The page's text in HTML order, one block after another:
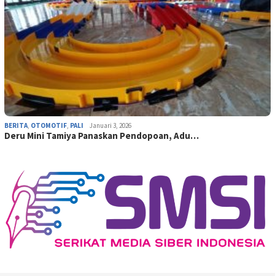
BERITA, OTOMOTIF, PALI Januari 3, 2026
Deru Mini Tamiya Panaskan Pendopoan, Adu…